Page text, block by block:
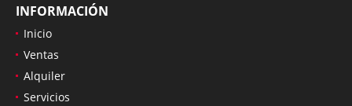
INFORMACIÓN
Inicio
Ventas
Alquiler
Servicios